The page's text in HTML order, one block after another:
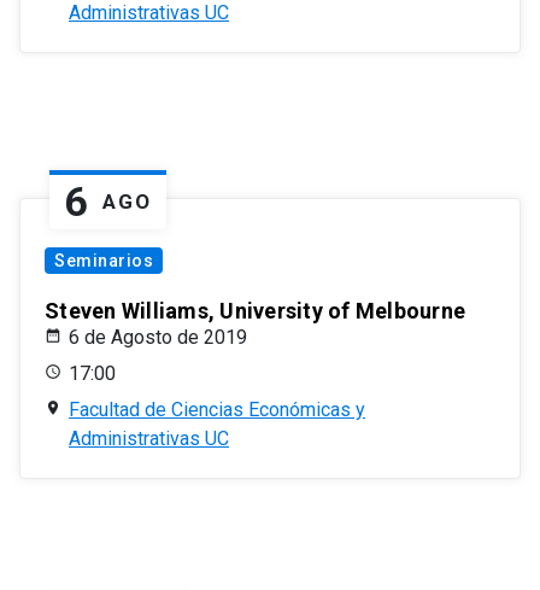
Administrativas UC
6 AGO
Seminarios
Steven Williams, University of Melbourne
6 de Agosto de 2019
17:00
Facultad de Ciencias Económicas y
Administrativas UC